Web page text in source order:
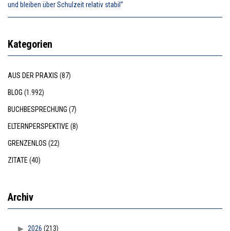
und bleiben über Schulzeit relativ stabil”
Kategorien
AUS DER PRAXIS (87)
BLOG (1.992)
BUCHBESPRECHUNG (7)
ELTERNPERSPEKTIVE (8)
GRENZENLOS (22)
ZITATE (40)
Archiv
2026 (213)